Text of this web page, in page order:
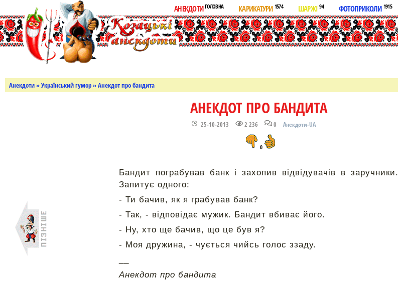
АНЕКДОТИГОЛОВНА КАРИКАТУРИ 1574 ШАРЖІ94 ФОТОПРИКОЛИ 1915
Анекдоти»Український гумор» Анекдот про бандита
АНЕКДОТ ПРО БАНДИТА
25-10-2013 2 236 0 Анекдоти-UA
0
Бандит пограбував банк і захопив відвідувачів в заручники.
Запитує одного:
- Ти бачив, як я грабував банк?
- Так, - відповідає мужик. Бандит вбиває його.
- Ну, хто ще бачив, що це був я?
- Моя дружина, - чується чийсь голос ззаду.
Анекдот про бандита